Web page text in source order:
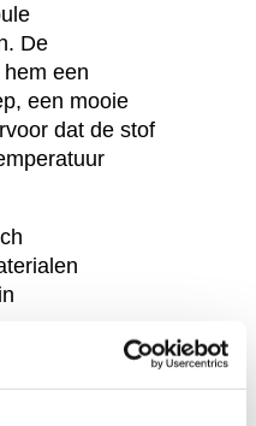
De
een
een mooie
dat de stof